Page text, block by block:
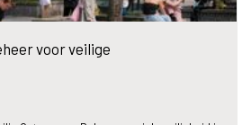
voor veilige